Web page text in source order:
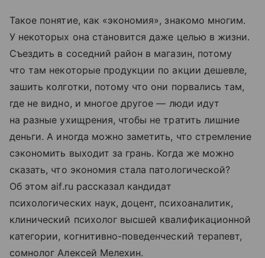
Такое понятие, как «экономия», знакомо многим.
У некоторых она становится даже целью в жизни.
Съездить в соседний район в магазин, потому
что там некоторые продукции по акции дешевле,
зашить колготки, потому что они порвались там,
где не видно, и многое другое — люди идут
на разные ухищрения, чтобы не тратить лишние
деньги. А иногда можно заметить, что стремление
сэкономить выходит за грань. Когда же можно
сказать, что экономия стала патологической?
Об этом aif.ru рассказал кандидат
психологических наук, доцент, психоаналитик,
клинический психолог высшей квалификационной
категории, когнитивно-поведенческий терапевт,
сомнолог Алексей Мелехин.